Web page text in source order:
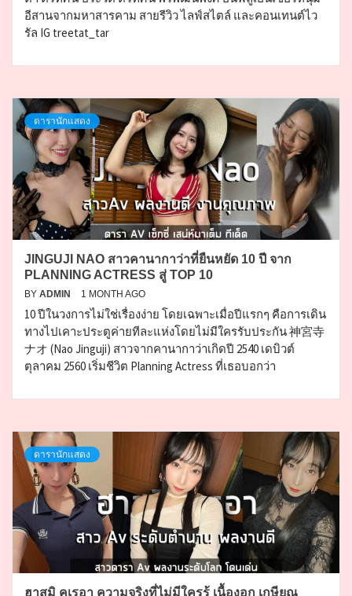
อีสานจากมหาสารคาม สายรีวิว ไลฟ์สไตล์ และคอนเทนต์ไว
รัล IG treetat_tar
ดารานักแสดง
JINGUJI NAO สาวคานากาว่าที่ยืนหยัด 10 ปี จาก
PLANNING ACTRESS สู่ TOP 10
BY ADMIN 1 MONTH AGO
10 ปีในวงการไม่ใช่เรื่องง่าย โดยเฉพาะเมื่อปีแรกๆ คือการเดิน
ทางไปเคาะประตูค่ายทีละแห่งโดยไม่มีใครรับประกัน 神宮寺
ナオ (Nao Jinguji) สาวจากคานากาว่าเกิดปี 2540 เดบิวต์
ตุลาคม 2560 เริ่มชีวิต Planning Actress ที่เธอบอกว่า
ดารานักแสดง
ฮาสุมิ คูเรอา ความจริงที่ไม่มีใครรู้ เนื้องอก เกษียณ